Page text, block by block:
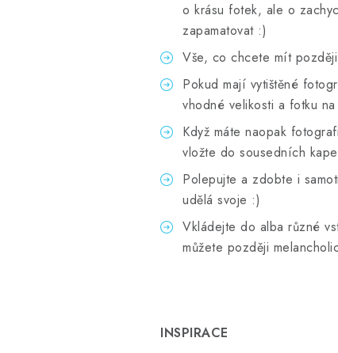
o krásu fotek, ale o
zapamatovat :)
Vše, co chcete mít
Pokud mají vytištěné
vhodné velikosti a fotku
Když máte naopak
vložte do sousedních
Polepujte a zdobte i
udělá svoje :)
Vkládejte do alba různé
můžete později
INSPIRACE